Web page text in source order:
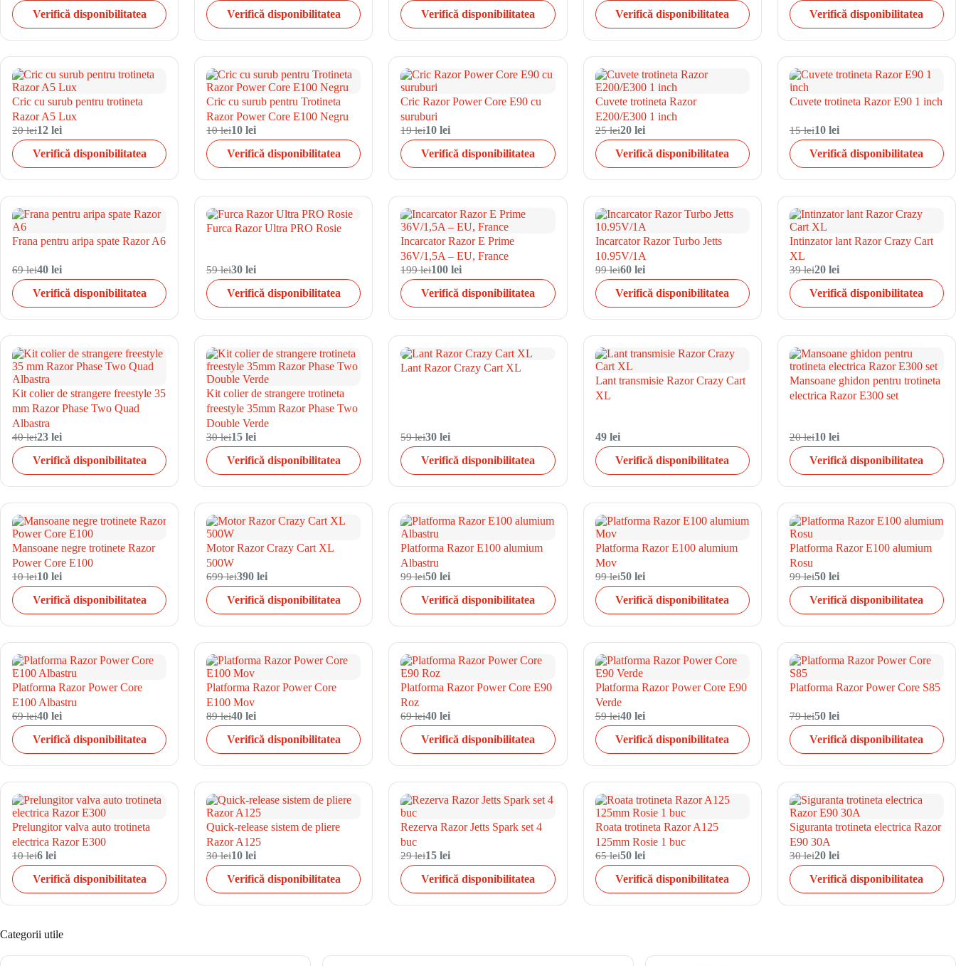
Verifică disponibilitatea
Verifică disponibilitatea
Verifică disponibilitatea
Verifică disponibilitatea
Verifică disponibilitatea
Cric cu surub pentru trotineta
Razor A5 Lux
20 lei12 lei
Verifică disponibilitatea
Cric cu surub pentru Trotineta
Razor Power Core E100 Negru
10 lei10 lei
Verifică disponibilitatea
Cric Razor Power Core E90 cu
suruburi
19 lei10 lei
Verifică disponibilitatea
Cuvete trotineta Razor
E200/E300 1 inch
25 lei20 lei
Verifică disponibilitatea
Cuvete trotineta Razor E90 1 inch
15 lei10 lei
Verifică disponibilitatea
Frana pentru aripa spate Razor A6
69 lei40 lei
Verifică disponibilitatea
Furca Razor Ultra PRO Rosie
59 lei30 lei
Verifică disponibilitatea
Incarcator Razor E Prime
36V/1,5A – EU, France
199 lei100 lei
Verifică disponibilitatea
Incarcator Razor Turbo Jetts
10.95V/1A
99 lei60 lei
Verifică disponibilitatea
Intinzator lant Razor Crazy Cart
XL
39 lei20 lei
Verifică disponibilitatea
Kit colier de strangere freestyle 35
mm Razor Phase Two Quad
Albastra
40 lei23 lei
Verifică disponibilitatea
Kit colier de strangere trotineta
freestyle 35mm Razor Phase Two
Double Verde
30 lei15 lei
Verifică disponibilitatea
Lant Razor Crazy Cart XL
59 lei30 lei
Verifică disponibilitatea
Lant transmisie Razor Crazy Cart
XL
49 lei
Verifică disponibilitatea
Mansoane ghidon pentru trotineta
electrica Razor E300 set
20 lei10 lei
Verifică disponibilitatea
Mansoane negre trotinete Razor
Power Core E100
10 lei10 lei
Verifică disponibilitatea
Motor Razor Crazy Cart XL
500W
699 lei390 lei
Verifică disponibilitatea
Platforma Razor E100 alumium
Albastru
99 lei50 lei
Verifică disponibilitatea
Platforma Razor E100 alumium
Mov
99 lei50 lei
Verifică disponibilitatea
Platforma Razor E100 alumium
Rosu
99 lei50 lei
Verifică disponibilitatea
Platforma Razor Power Core
E100 Albastru
69 lei40 lei
Verifică disponibilitatea
Platforma Razor Power Core
E100 Mov
89 lei40 lei
Verifică disponibilitatea
Platforma Razor Power Core E90
Roz
69 lei40 lei
Verifică disponibilitatea
Platforma Razor Power Core E90
Verde
59 lei40 lei
Verifică disponibilitatea
Platforma Razor Power Core S85
79 lei50 lei
Verifică disponibilitatea
Prelungitor valva auto trotineta
electrica Razor E300
10 lei6 lei
Verifică disponibilitatea
Quick-release sistem de pliere
Razor A125
30 lei10 lei
Verifică disponibilitatea
Rezerva Razor Jetts Spark set 4
buc
29 lei15 lei
Verifică disponibilitatea
Roata trotineta Razor A125
125mm Rosie 1 buc
65 lei50 lei
Verifică disponibilitatea
Siguranta trotineta electrica Razor
E90 30A
30 lei20 lei
Verifică disponibilitatea
Categorii utile